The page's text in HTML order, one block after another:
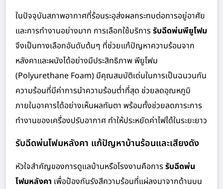
ในปัจจุบันสภาพอากาศที่ร้อนระอุส่งผลกระทบต่อการอยู่อาศัย
และการทำงานอย่างมาก การเลือกใช้บริการรับฉีดพ่นพียูโฟม
จึงเป็นทางเลือกอันดับต้นๆ ที่ช่วยแก้ปัญหาความร้อนจาก
หลังคาและผนังได้อย่างมีประสิทธิภาพ พียูโฟม
(Polyurethane Foam) มีคุณสมบัติเด่นในการเป็นฉนวนกัน
ความร้อนที่มีค่าการนำความร้อนต่ำที่สุด ช่วยลดอุณหภูมิ
ภายในอาคารได้อย่างเห็นผลทันตา พร้อมทั้งช่วยลดภาระการ
ทำงานของเครื่องปรับอากาศ ทำให้ประหยัดค่าไฟได้ในระยะยาว
รับฉีดพ่นโฟมหลังคา แก้ปัญหาบ้านร้อนและเสียงดัง
หัวใจสำคัญของการดูแลบ้านหรือโรงงานคือการรับฉีดพ่น
โฟมหลังคา เพื่อป้องกันรังสีความร้อนที่แผ่ลงมาจากด้านบน